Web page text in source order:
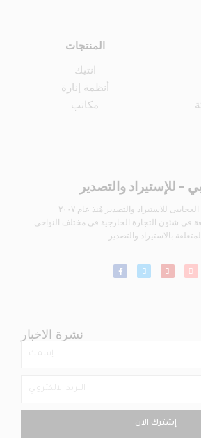
المنتجات
انتيك
أنظمة إنارة
مكاتب
- للإستيراد والتصدير
للاستيراد والتصدير مُنذ عام ٢٠٠٧
فى شئون التجارة الخارجية فى مختلف النواحى
المتعلقة بالاستيراد والتصدير
نشرة الاخبار
إشترك الان